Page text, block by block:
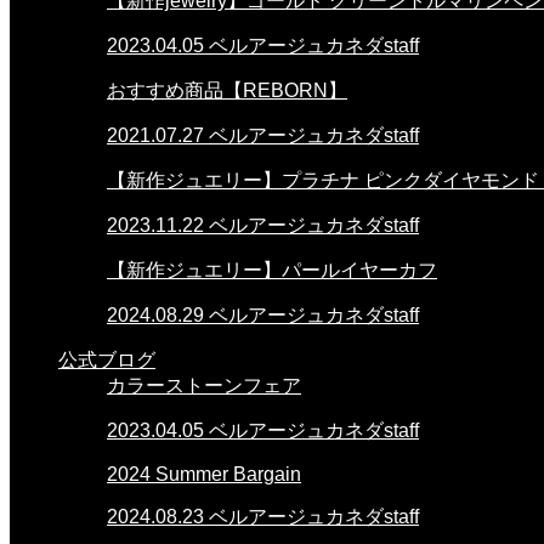
2023.04.05 ベルアージュカネダstaff
おすすめ商品【REBORN】
2021.07.27 ベルアージュカネダstaff
【新作ジュエリー】プラチナ ピンクダイヤモン
2023.11.22 ベルアージュカネダstaff
【新作ジュエリー】パールイヤーカフ
2024.08.29 ベルアージュカネダstaff
公式ブログ
カラーストーンフェア
2023.04.05 ベルアージュカネダstaff
2024 Summer Bargain
2024.08.23 ベルアージュカネダstaff